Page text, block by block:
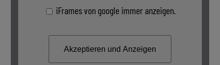
iFrames von google immer anzeigen.
Akzeptieren und Anzeigen